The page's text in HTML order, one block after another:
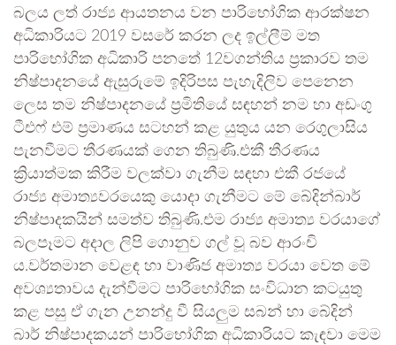
බලය ලත් රාජ්‍ය ආයතනය වන පාරිභෝගික ආරක්ෂන
අධිකාරියට 2019 වසරේ කරන ලද ඉල්ලීම් මත
පාරිභෝගික අධිකාරි පනතේ 12වගන්තිය ප්‍රකාරව තම
නිෂ්පාදනයේ ඇසුරුමේ ඉදිරිපස පැහැදිලිව පෙනෙන
ලෙස තම නිෂ්පාදනයේ ප්‍රමිතියේ සඳහන් නම හා අඩංගු
ටීඑෆ් එම් ප්‍රමාණය සටහන් කළ යුතුය යන රෙගුලාසිය
පැනවීමට තීරණයක් ගෙන තිබුණි.එකී තීරණය
ක්‍රියාත්මක කිරීම වලක්වා ගැනීම සඳහා එකී රජයේ
රාජ්‍ය අමාත්‍යවරයෙකු යොදා ගැනීමට මේ බේදින්බාර්
නිෂ්පාදකයින් සමත්ව තිබුණි.එම රාජ්‍ය අමාත්‍ය වරයාගේ
බලපෑමට අදාල ලිපි ගොනුව ගල් වූ බව ආරංචි
ය.වර්තමාන වෙළඳ හා වාණිජ අමාත්‍ය වරයා වෙත මේ
අවශ්‍යතාවය දැන්වීමට පාරිභෝගික සංවිධාන කටයුතු
කළ පසු ඒ ගැන උනන්දු වී සියලුම සබන් හා බේදින්
බාර් නිෂ්පාදකයන් පාරිභෝගික අධිකාරියට කැඳවා මෙම